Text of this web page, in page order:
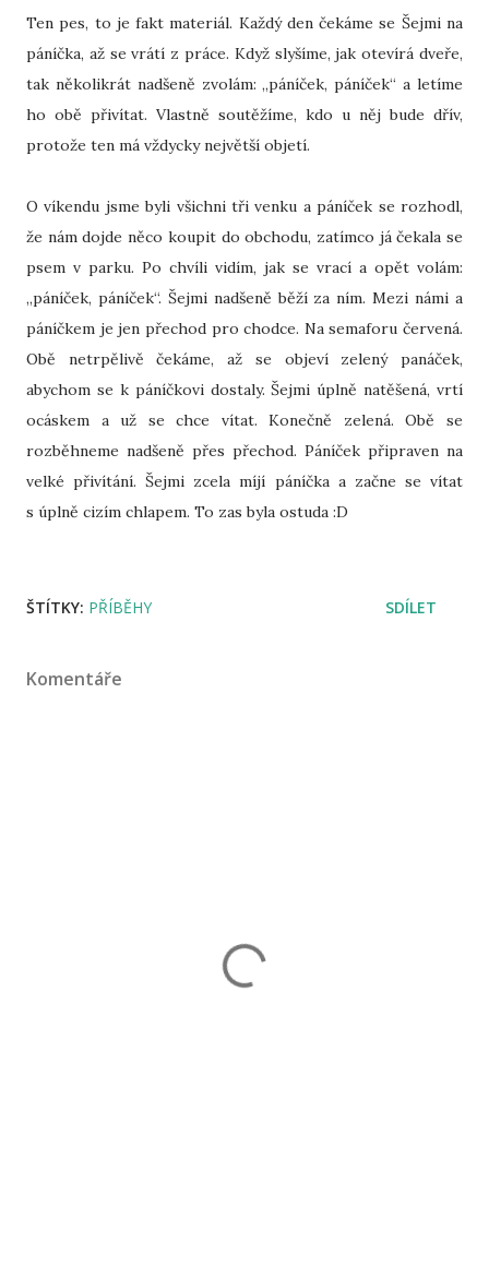
Ten pes, to je fakt materiál. Každý den čekáme se Šejmi na
páníčka, až se vrátí z práce. Když slyšíme, jak otevírá dveře,
tak několikrát nadšeně zvolám: „páníček, páníček“ a letíme
ho obě přivítat. Vlastně soutěžíme, kdo u něj bude dřív,
protože ten má vždycky největší objetí.
O víkendu jsme byli všichni tři venku a páníček se rozhodl,
že nám dojde něco koupit do obchodu, zatímco já čekala se
psem v parku. Po chvíli vidím, jak se vrací a opět volám:
„páníček, páníček“. Šejmi nadšeně běží za ním. Mezi námi a
páníčkem je jen přechod pro chodce. Na semaforu červená.
Obě netrpělivě čekáme, až se objeví zelený panáček,
abychom se k páníčkovi dostaly. Šejmi úplně natěšená, vrtí
ocáskem a už se chce vítat. Konečně zelená. Obě se
rozběhneme nadšeně přes přechod. Páníček připraven na
velké přivítání. Šejmi zcela míjí páníčka a začne se vítat
s úplně cizím chlapem. To zas byla ostuda :D
ŠTÍTKY: PŘÍBĚHY SDÍLET
Komentáře